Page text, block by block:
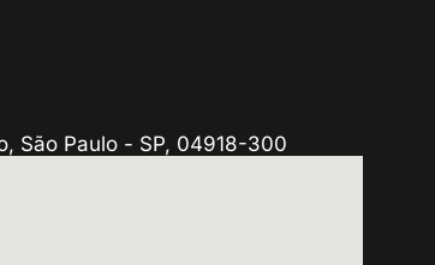
São Paulo - SP, 04918-300